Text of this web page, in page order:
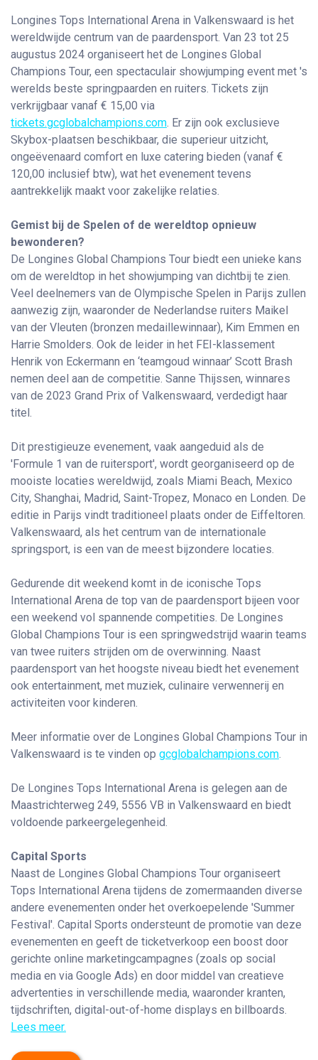
Longines Tops International Arena in Valkenswaard is het
wereldwijde centrum van de paardensport. Van 23 tot 25
augustus 2024 organiseert het de Longines Global
Champions Tour, een spectaculair showjumping event met 's
werelds beste springpaarden en ruiters. Tickets zijn
verkrijgbaar vanaf € 15,00 via
tickets.gcglobalchampions.com. Er zijn ook exclusieve
Skybox-plaatsen beschikbaar, die superieur uitzicht,
ongeëvenaard comfort en luxe catering bieden (vanaf €
120,00 inclusief btw), wat het evenement tevens
aantrekkelijk maakt voor zakelijke relaties.
Gemist bij de Spelen of de wereldtop opnieuw
bewonderen?
De Longines Global Champions Tour biedt een unieke kans
om de wereldtop in het showjumping van dichtbij te zien.
Veel deelnemers van de Olympische Spelen in Parijs zullen
aanwezig zijn, waaronder de Nederlandse ruiters Maikel
van der Vleuten (bronzen medaillewinnaar), Kim Emmen en
Harrie Smolders. Ook de leider in het FEI-klassement
Henrik von Eckermann en ‘teamgoud winnaar’ Scott Brash
nemen deel aan de competitie. Sanne Thijssen, winnares
van de 2023 Grand Prix of Valkenswaard, verdedigt haar
titel.
Dit prestigieuze evenement, vaak aangeduid als de
'Formule 1 van de ruitersport', wordt georganiseerd op de
mooiste locaties wereldwijd, zoals Miami Beach, Mexico
City, Shanghai, Madrid, Saint-Tropez, Monaco en Londen. De
editie in Parijs vindt traditioneel plaats onder de Eiffeltoren.
Valkenswaard, als het centrum van de internationale
springsport, is een van de meest bijzondere locaties.
Gedurende dit weekend komt in de iconische Tops
International Arena de top van de paardensport bijeen voor
een weekend vol spannende competities. De Longines
Global Champions Tour is een springwedstrijd waarin teams
van twee ruiters strijden om de overwinning. Naast
paardensport van het hoogste niveau biedt het evenement
ook entertainment, met muziek, culinaire verwennerij en
activiteiten voor kinderen.
Meer informatie over de Longines Global Champions Tour in
Valkenswaard is te vinden op gcglobalchampions.com.
De Longines Tops International Arena is gelegen aan de
Maastrichterweg 249, 5556 VB in Valkenswaard en biedt
voldoende parkeergelegenheid.
Capital Sports
Naast de Longines Global Champions Tour organiseert
Tops International Arena tijdens de zomermaanden diverse
andere evenementen onder het overkoepelende 'Summer
Festival'. Capital Sports ondersteunt de promotie van deze
evenementen en geeft de ticketverkoop een boost door
gerichte online marketingcampagnes (zoals op social
media en via Google Ads) en door middel van creatieve
advertenties in verschillende media, waaronder kranten,
tijdschriften, digital-out-of-home displays en billboards.
Lees meer.